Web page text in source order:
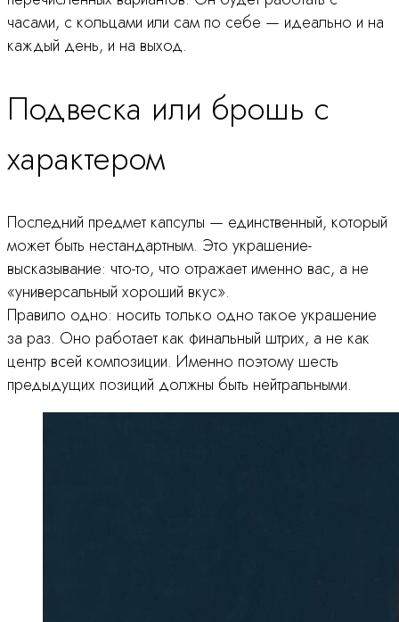
часами, с кольцами или сам по себе — идеально и на
каждый день, и на выход.
Подвеска или брошь с
характером
Последний предмет капсулы — единственный, который
может быть нестандартным. Это украшение-
высказывание: что-то, что отражает именно вас, а не
«универсальный хороший вкус».
Правило одно: носить только одно такое украшение
за раз. Оно работает как финальный штрих, а не как
центр всей композиции. Именно поэтому шесть
предыдущих позиций должны быть нейтральными.